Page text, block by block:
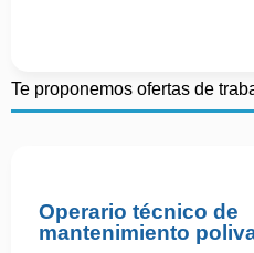
Te proponemos ofertas de
Operario técnico de
mantenimiento